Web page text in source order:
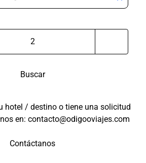
Buscar
hotel / destino o tiene una solicitud
en: contacto@odigooviajes.com
Contáctanos